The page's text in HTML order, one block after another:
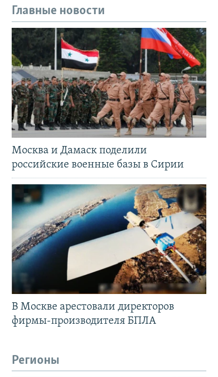
Главные новости
Москва и Дамаск поделили
российские военные базы в Сирии
В Москве арестовали директоров
фирмы-производителя БПЛА
Регионы